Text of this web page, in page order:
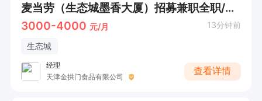
麦当劳（生态城墨香大厦）招募兼职全职/退休人员
3000-4000 元/月 13分钟前
生态城
经理
天津金拱门食品有限公司
查看详情